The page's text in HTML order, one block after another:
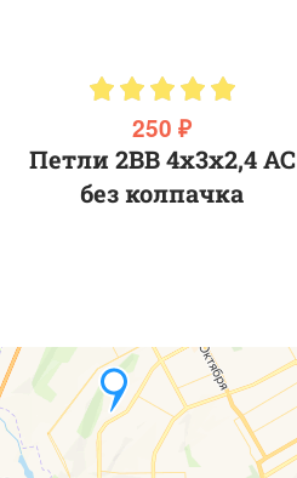
250 ₽
Петли 2ВВ 4х3х2,4 АС
без колпачка